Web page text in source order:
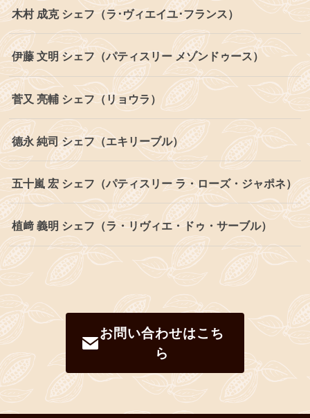
木村 成克 シェフ（ラ･ヴィエイユ･フランス）
伊藤 文明 シェフ（パティスリー メゾンドゥース）
菅又 亮輔 シェフ（リョウラ）
德永 純司 シェフ（エキリーブル）
五十嵐 宏 シェフ（パティスリー ラ・ローズ・ジャポネ）
植﨑 義明 シェフ（ラ・リヴィエ・ドゥ・サーブル）
お問い合わせはこち
ら